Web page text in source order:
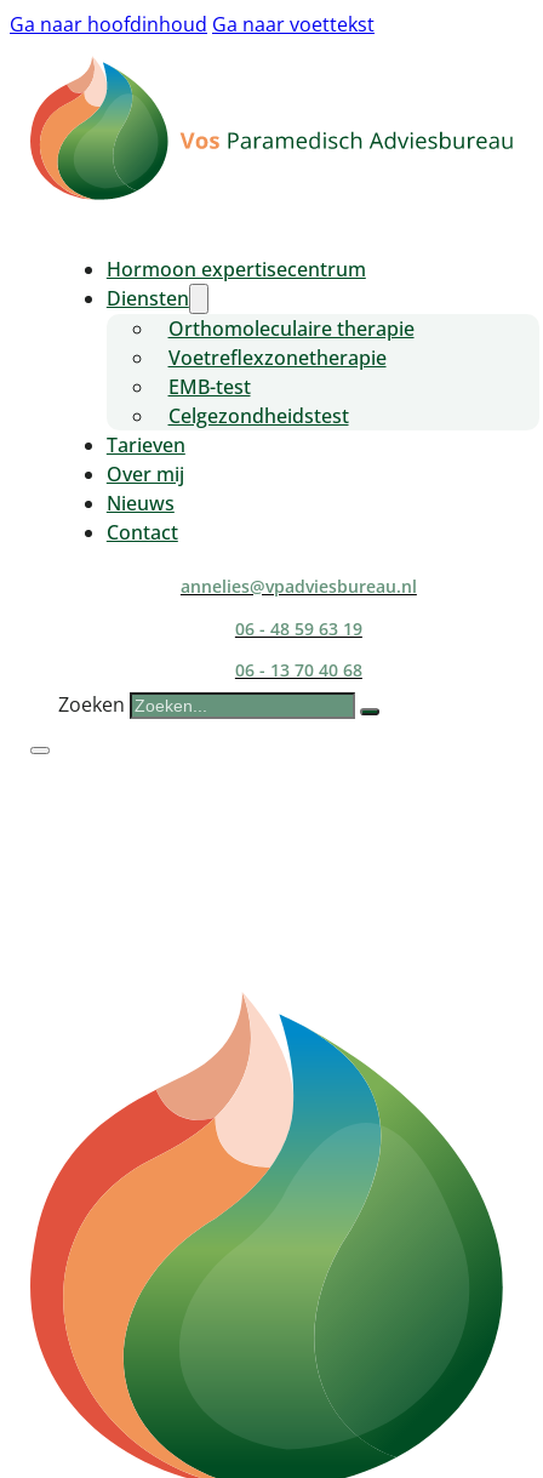
Ga naar hoofdinhoud Ga naar voettekst
Hormoon expertisecentrum
Diensten
Orthomoleculaire therapie
Voetreflexzonetherapie
EMB-test
Celgezondheidstest
Tarieven
Over mij
Nieuws
Contact
annelies@vpadviesbureau.nl
06 - 48 59 63 19
06 - 13 70 40 68
Zoeken